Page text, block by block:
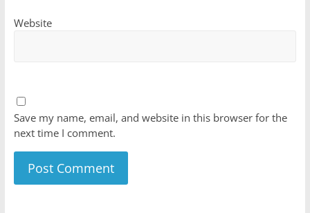
Website
Save my name, email, and website in this browser for the
next time I comment.